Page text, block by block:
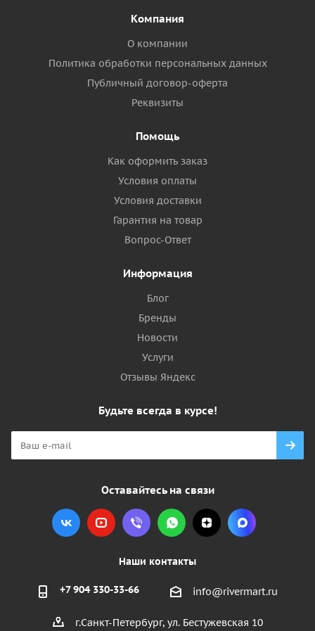
Компания
О компании
Политика обработки персональных данных
Публичный договор-оферта
Реквизиты
Помощь
Как оформить заказ
Условия оплаты
Условия доставки
Гарантия на товар
Вопрос-Ответ
Информация
Блог
Бренды
Новости
Услуги
Отзывы Яндекс
Будьте всегда в курсе!
Оставайтесь на связи
Наши контакты
+7 904 330-33-66 info@rivermart.ru
г.Санкт-Петербург, ул. Бестужевская 10